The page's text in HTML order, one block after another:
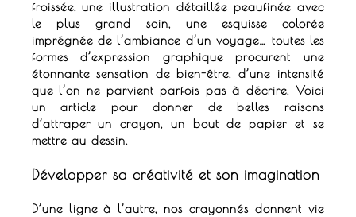
froissée, une illustration détaillée peaufinée avec
le plus grand soin, une esquisse colorée
imprégnée de l’ambiance d’un voyage… toutes les
formes d’expression graphique procurent une
étonnante sensation de bien-être, d’une intensité
que l’on ne parvient parfois pas à décrire. Voici
un article pour donner de belles raisons
d’attraper un crayon, un bout de papier et se
mettre au dessin.
Développer sa créativité et son imagination
D’une ligne à l’autre, nos crayonnés donnent vie